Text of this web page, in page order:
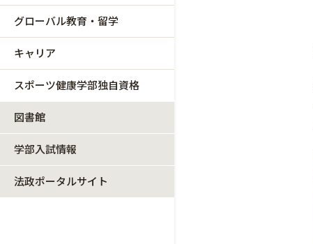
グローバル教育・留学
キャリア
スポーツ健康学部独自資格
図書館
学部入試情報
法政ポータルサイト